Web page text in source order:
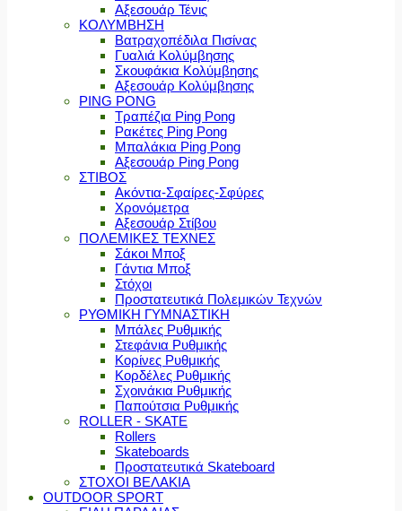
Αξεσουάρ Τένις
ΚΟΛΥΜΒΗΣΗ
Βατραχοπέδιλα Πισίνας
Γυαλιά Κολύμβησης
Σκουφάκια Κολύμβησης
Αξεσουάρ Κολύμβησης
PING PONG
Τραπέζια Ping Pong
Ρακέτες Ping Pong
Μπαλάκια Ping Pong
Αξεσουάρ Ping Pong
ΣΤΙΒΟΣ
Ακόντια-Σφαίρες-Σφύρες
Χρονόμετρα
Αξεσουάρ Στίβου
ΠΟΛΕΜΙΚΕΣ ΤΕΧΝΕΣ
Σάκοι Μποξ
Γάντια Μποξ
Στόχοι
Προστατευτικά Πολεμικών Τεχνών
ΡΥΘΜΙΚΗ ΓΥΜΝΑΣΤΙΚΗ
Μπάλες Ρυθμικής
Στεφάνια Ρυθμικής
Κορίνες Ρυθμικής
Κορδέλες Ρυθμικής
Σχοινάκια Ρυθμικής
Παπούτσια Ρυθμικής
ROLLER - SKATE
Rollers
Skateboards
Προστατευτικά Skateboard
ΣΤΟΧΟΙ ΒΕΛΑΚΙΑ
OUTDOOR SPORT